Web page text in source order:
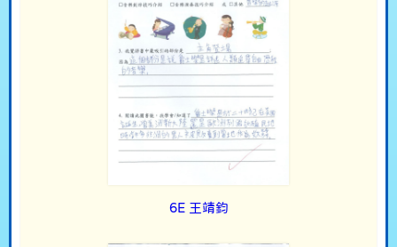
6E 王靖鈞